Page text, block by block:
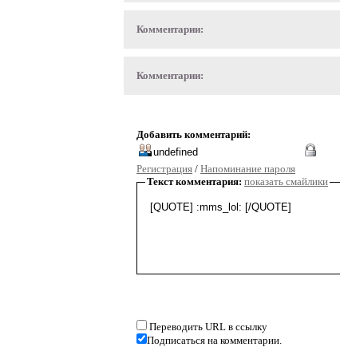
Комментарии:
Комментарии:
Добавить комментарий:
Регистрация / Напоминание пароля
Текст комментария: показать смайлики
Переводить URL в ссылку
Подписаться на комментарии.